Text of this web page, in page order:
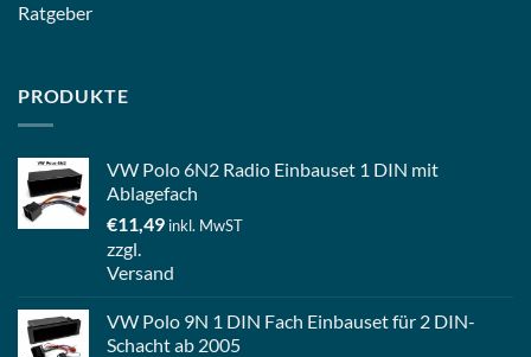
Ratgeber
PRODUKTE
VW Polo 6N2 Radio Einbauset 1 DIN mit
Ablagefach
€11,49 inkl. MwST
zzgl.
Versand
VW Polo 9N 1 DIN Fach Einbauset für 2 DIN-
Schacht ab 2005